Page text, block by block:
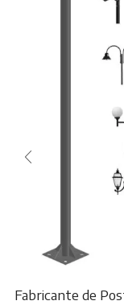
Fabricante de